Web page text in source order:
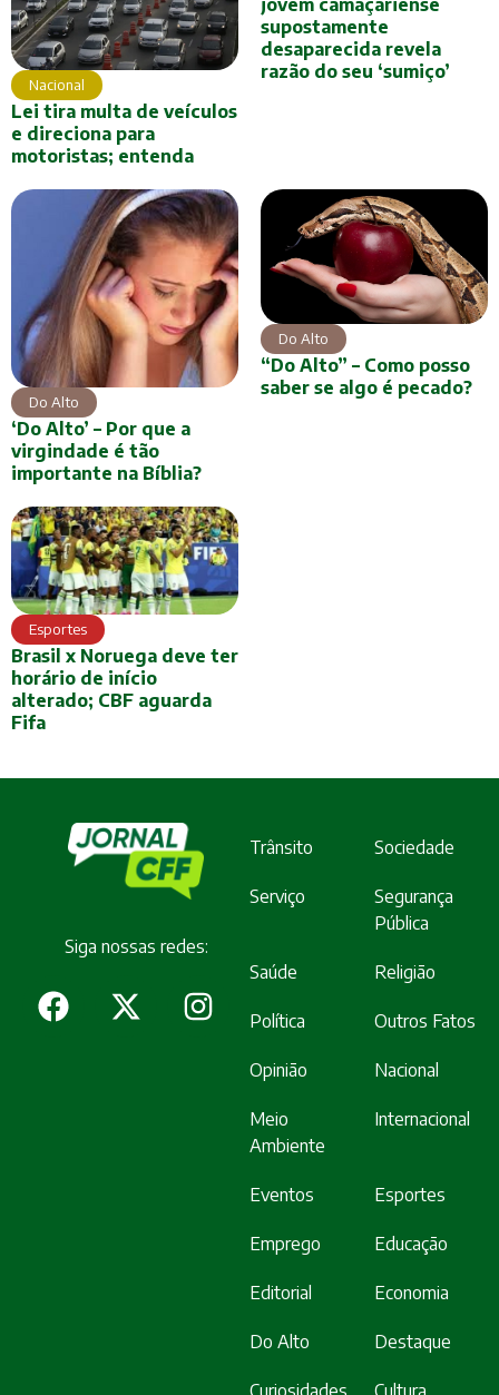
Nacional
Lei tira multa de veículos
e direciona para
motoristas; entenda
supostamente
desaparecida revela
razão do seu ‘sumiço’
Do Alto
‘Do Alto’ – Por que a
virgindade é tão
importante na Bíblia?
Do Alto
“Do Alto” – Como posso
saber se algo é pecado?
Esportes
Brasil x Noruega deve ter
horário de início
alterado; CBF aguarda
Fifa
Siga nossas redes:
Trânsito Sociedade
Serviço
Segurança
Pública
Saúde Religião
Política Outros Fatos
Opinião Nacional
Meio
Ambiente
Internacional
Eventos Esportes
Emprego Educação
Editorial Economia
Do Alto Destaque